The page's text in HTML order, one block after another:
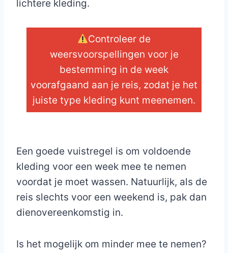
lichtere kleding.
Controleer de
weersvoorspellingen voor je
bestemming in de week
voorafgaand aan je reis, zodat je het
juiste type kleding kunt meenemen.
Een goede vuistregel is om voldoende
kleding voor een week mee te nemen
voordat je moet wassen. Natuurlijk, als de
reis slechts voor een weekend is, pak dan
dienovereenkomstig in.
Is het mogelijk om minder mee te nemen?